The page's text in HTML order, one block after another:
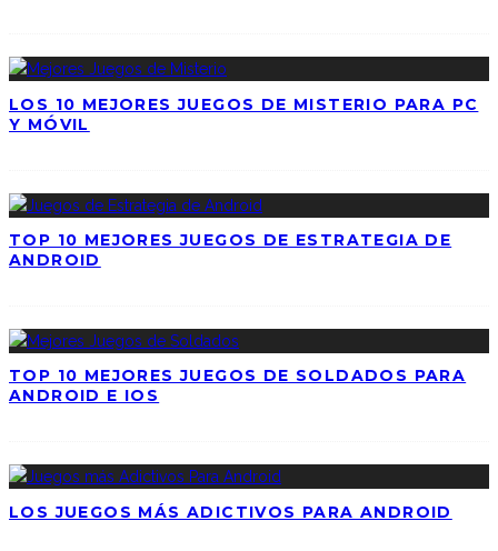
LOS 10 MEJORES JUEGOS DE MISTERIO PARA PC
Y MÓVIL
TOP 10 MEJORES JUEGOS DE ESTRATEGIA DE
ANDROID
TOP 10 MEJORES JUEGOS DE SOLDADOS PARA
ANDROID E IOS
LOS JUEGOS MÁS ADICTIVOS PARA ANDROID